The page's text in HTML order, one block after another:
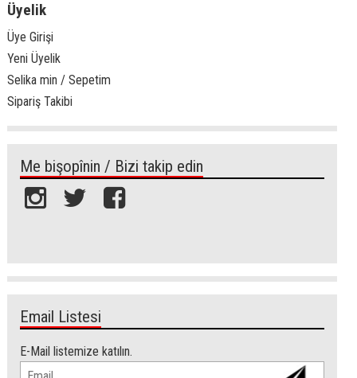
Üyelik
Üye Girişi
Yeni Üyelik
Selika min / Sepetim
Sipariş Takibi
Me bişopînin / Bizi takip edin
Email Listesi
E-Mail listemize katılın.